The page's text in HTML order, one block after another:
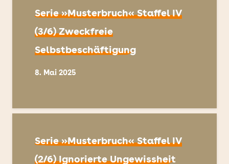
Serie »Musterbruch« Staffel IV
(3/6) Zweckfreie
Selbstbeschäftigung
8. Mai 2025
Serie »Musterbruch« Staffel IV
(2/6) Ignorierte Ungewissheit